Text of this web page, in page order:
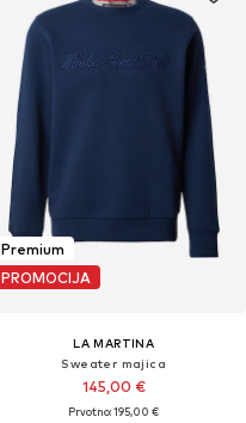
Premium
PROMOCIJA
LA MARTINA
Sweater majica
145,00 €
Prvotno: 195,00 €